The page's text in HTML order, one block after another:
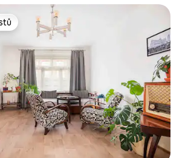
Oblíbené u hostů